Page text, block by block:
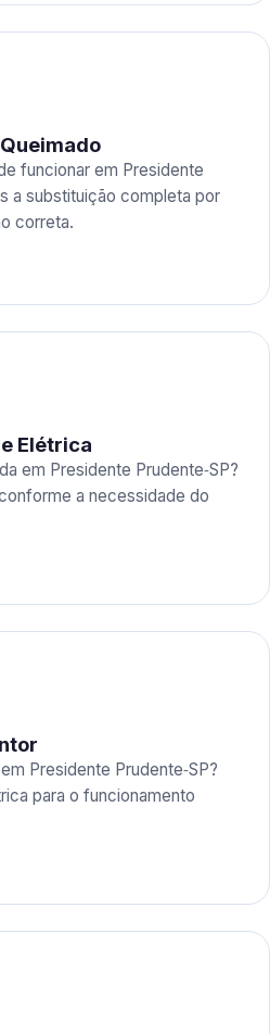
funcionar em Presidente
a substituição completa por
correta.
Elétrica
em Presidente Prudente‑SP?
a necessidade do
Presidente Prudente‑SP?
para o funcionamento